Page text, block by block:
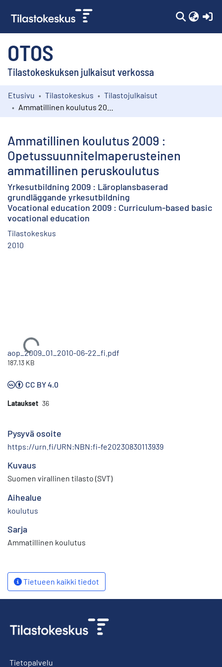
OTOS
Tilastokeskuksen julkaisut verkossa
Kokoelmat
Etusivu Tilastokeskus
Tilastojulkaisut
Ammatillinen koulutus 2009 :
Opetussuunnitelmaperusteinen
ammatillinen peruskoulutus
Yrkesutbildning 2009 : Läroplansbaserad
grundläggande yrkesutbildning
Vocational education 2009 : Curriculum-based basic
vocational education
Tilastokeskus
2010
Ladataan...
aop_2009_01_2010-06-22_fi.pdf
187.13 KB
CC BY 4.0
Lataukset 36
Pysyvä osoite
https://urn.fi/URN:NBN:fi-fe20230830113939
Kuvaus
Suomen virallinen tilasto (SVT)
Aihealue
koulutus
Sarja
Ammatillinen koulutus
Tietueen kaikki tiedot
Tietopalvelu